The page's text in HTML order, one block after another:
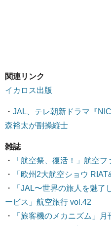
関連リンク
イカロス出版
・ JAL、テレ朝新ドラマ『
森裕太が副操縦士
雑誌
・
「航空祭、復活！」航空
・
「欧州2大航空ショウ
・
「JAL〜世界の旅人を魅了
ービス」航空旅行 vol.42
・
「旅客機のメカニズム」